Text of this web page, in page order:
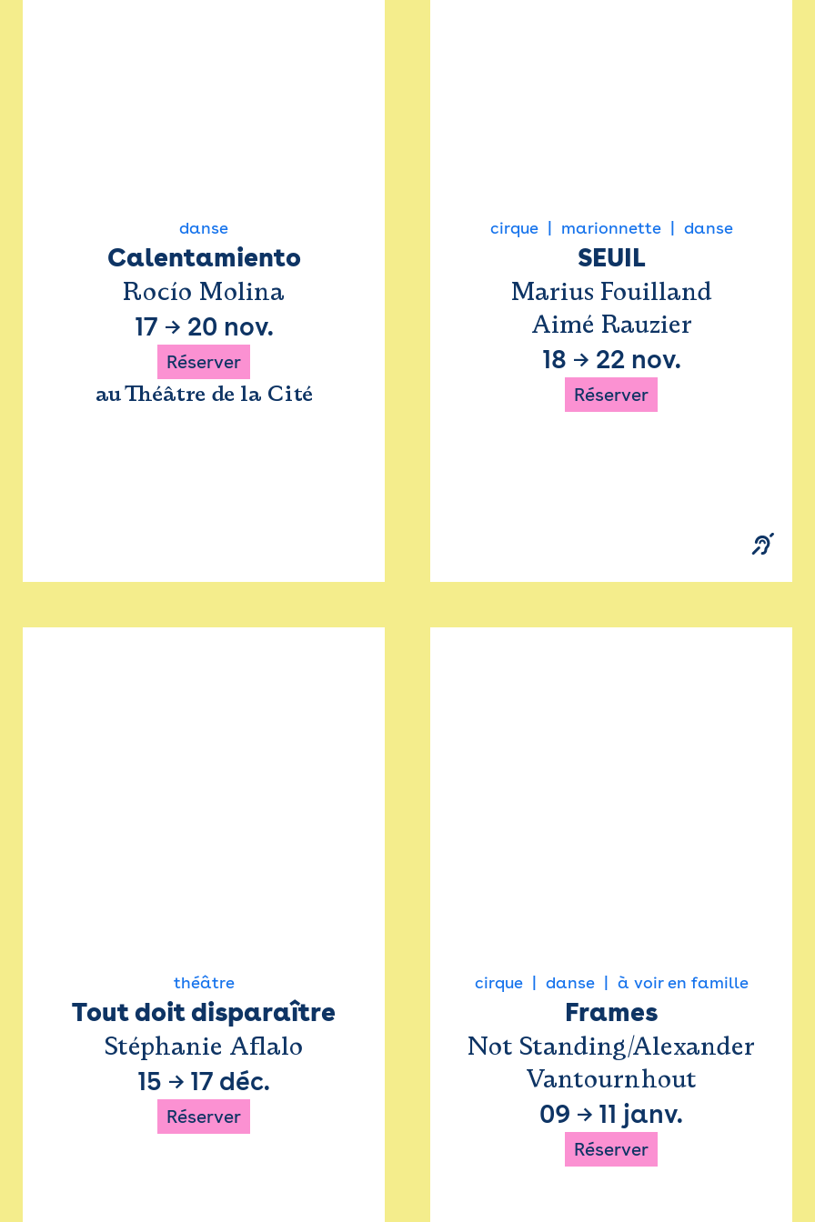
danse
Calentamiento
Rocío Molina
17 → 20 nov.
Réserver
au Théâtre de la Cité
cirque marionnette danse
SEUIL
Marius Fouilland
Aimé Rauzier
18 → 22 nov.
Réserver
théâtre
Tout doit disparaître
Stéphanie Aflalo
15 → 17 déc.
Réserver
cirque danse à voir en famille
Frames
Not Standing/Alexander
Vantournhout
09 → 11 janv.
Réserver